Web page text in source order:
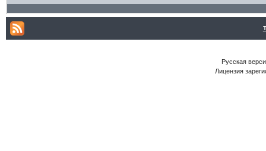
Русская
Лицензия